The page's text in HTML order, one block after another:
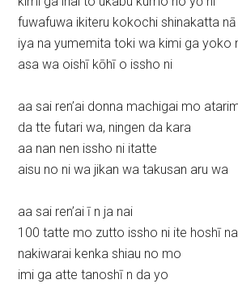
fuwafuwa ikiteru kokochi shinakatta nā
iya na yumemita toki wa kimi ga yoko
asa wa oishī kōhī o issho ni
aa sai ren’ai donna machigai mo
da tte futari wa, ningen da kara
aa nan nen issho ni itatte
aisu no ni wa jikan wa takusan aru wa
aa sai ren’ai ī n ja nai
100 tatte mo zutto issho ni ite hoshī na
nakiwarai kenka shiau no mo
imi ga atte tanoshī n da yo